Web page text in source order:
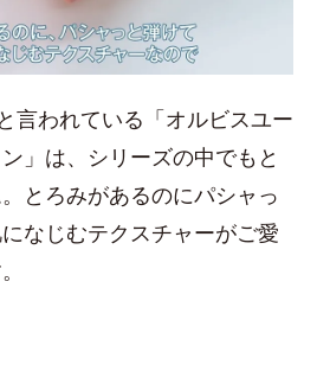
言われている「オルビスユー
」は、シリーズの中でもと
とろみがあるのにパシャっ
なじむテクスチャーがご愛